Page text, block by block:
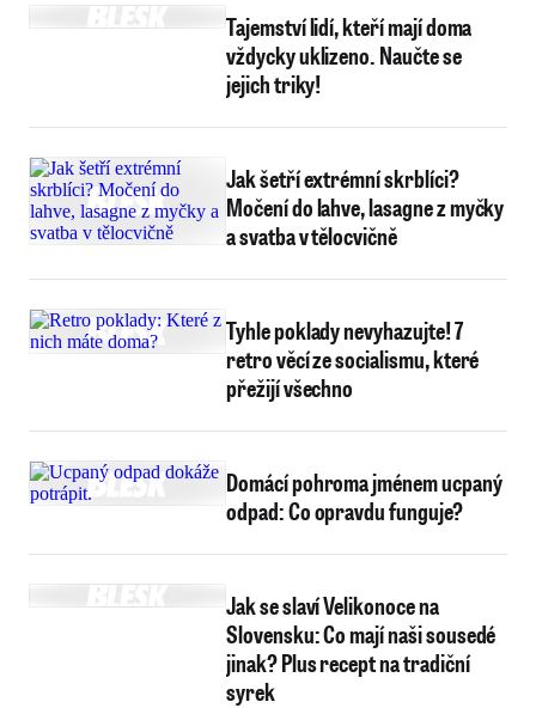
Tajemství lidí, kteří mají doma
vždycky uklizeno. Naučte se
jejich triky!
Jak šetří extrémní skrblíci?
Močení do lahve, lasagne z myčky
a svatba v tělocvičně
Tyhle poklady nevyhazujte! 7
retro věcí ze socialismu, které
přežijí všechno
Domácí pohroma jménem ucpaný
odpad: Co opravdu funguje?
Jak se slaví Velikonoce na
Slovensku: Co mají naši sousedé
jinak? Plus recept na tradiční
syrek